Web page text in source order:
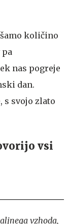
količino
nas pogreje
dan.
s svojo zlato
vsi
vzhoda,